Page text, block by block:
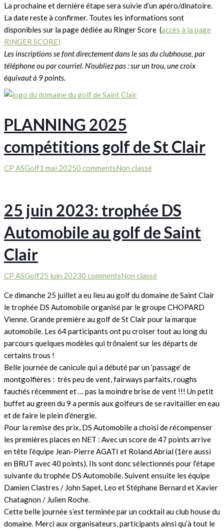
La prochaine et dernière étape sera suivie d’un apéro/dinatoire.
La date reste à confirmer. Toutes les informations sont
disponibles sur la page dédiée au Ringer Score (accès à la page
RINGER SCORE)
Les inscriptions se font directement dans le sas du clubhouse, par
téléphone ou par courriel. N’oubliez pas : sur un trou, une croix
équivaut à 9 points.
PLANNING 2025
compétitions golf de St Clair
CP ASGolf1 mai 20250 commentsNon classé
25 juin 2023: trophée DS
Automobile au golf de Saint
Clair
CP ASGolf25 juin 20230 commentsNon classé
Ce dimanche 25 juillet a eu lieu au golf du domaine de Saint Clair
le trophée DS Automobile organisé par le groupe CHOPARD
Vienne. Grande première au golf de St Clair pour la marque
automobile. Les 64 participants ont pu croiser tout au long du
parcours quelques modèles qui trônaient sur les départs de
certains trous !
Belle journée de canicule qui a débuté par un ‘passage’ de
montgolfières : très peu de vent, fairways parfaits, roughs
fauchés récemment et … pas la moindre brise de vent !!! Un petit
buffet au green du 9 a permis aux golfeurs de se ravitailler en eau
et de faire le plein d’énergie.
Pour la remise des prix, DS Automobile a choisi de récompenser
les premières places en NET : Avec un score de 47 points arrive
en tête l’équipe Jean-Pierre AGATI et Roland Abrial (1ère aussi
en BRUT avec 40 points). Ils sont donc sélectionnés pour l’étape
suivante du trophée DS Automobile. Suivent ensuite les équipe
Damien Clastres / John Sapet, Leo et Stéphane Bernard et Xavier
Chatagnon / Julien Roche.
Cette belle journée s’est terminée par un cocktail au club house du
domaine. Merci aux organisateurs, participants ainsi qu’à tout le